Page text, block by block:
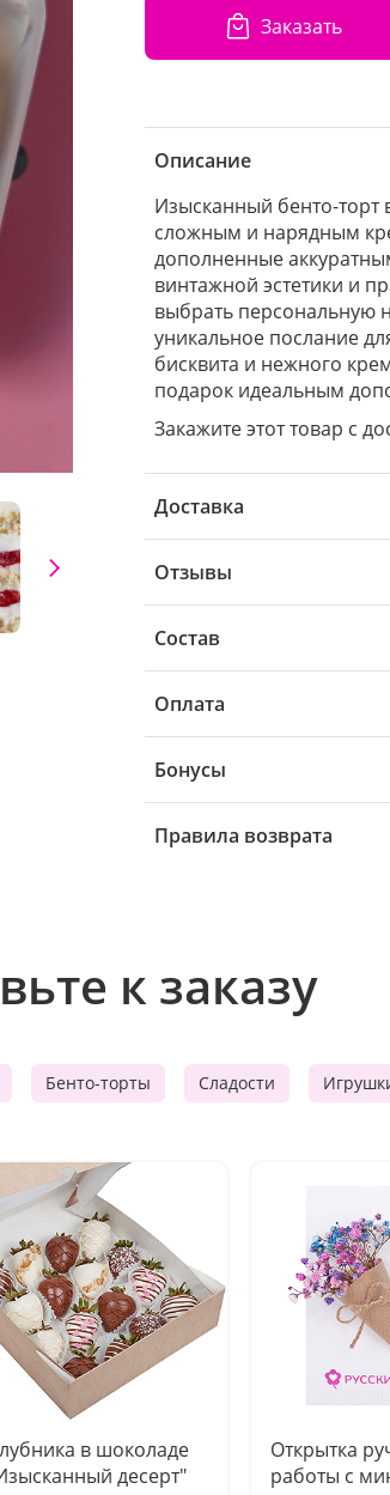
Заказать
Описание
Изысканный бенто-торт
сложным и нарядным
дополненные
винтажной эстетики и
выбрать персональную
уникальное послание
бисквита и нежного
подарок идеальным
Закажите этот товар с
Доставка
Отзывы
Состав
Оплата
Бонусы
Правила возврата
к заказу
Бенто-торты Сладости
в шоколаде
десерт"
Открытка
работы с